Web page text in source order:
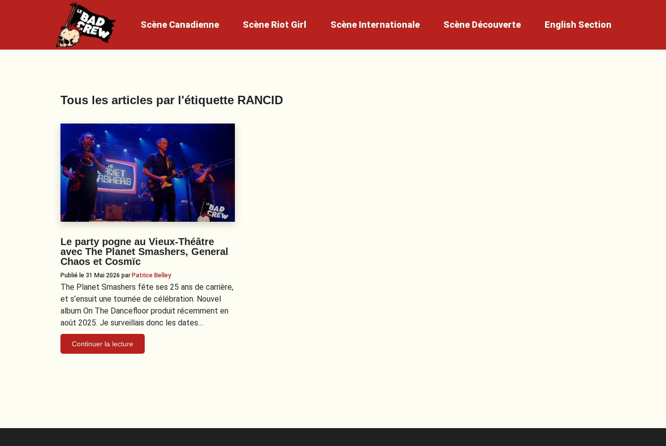
Scène Canadienne Scène Riot Girl Scène Internationale Scène Découverte English Section
Tous les articles par l'étiquette RANCID
Le party pogne au Vieux-Théâtre
avec The Planet Smashers, General
Chaos et Cosmïc
Publié le 31 Mai 2026 parPatrice Belley
The Planet Smashers fête ses 25 ans de carrière,
et s’ensuit une tournée de célébration. Nouvel
album On The Dancefloor produit récemment en
août 2025. Je surveillais donc les dates…
Continuer la lecture